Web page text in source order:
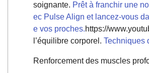
soignante. Prêt à franchir une
ec Pulse Align et lancez-vous
e vos proches.https://
l’équilibre corporel. Techniques
Renforcement des muscles